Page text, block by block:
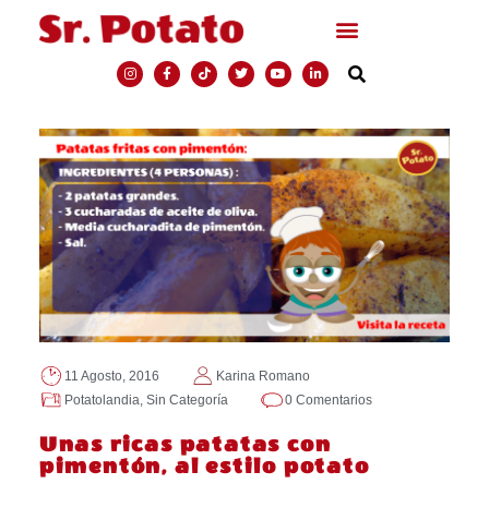
11 Agosto, 2016
Karina Romano
Potatolandia, Sin Categoría 0 Comentarios
Unas ricas patatas con
pimentón, al estilo potato